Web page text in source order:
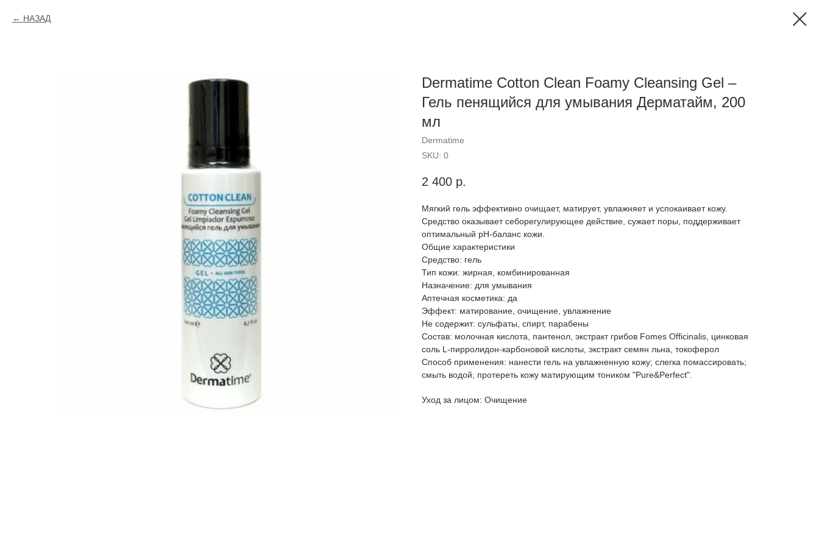
НАЗАД
Dermatime Cotton Clean Foamy Cleansing Gel –
Гель пенящийся для умывания Дерматайм, 200
мл
Dermatime
SKU: 0
2 400 р.
Мягкий гель эффективно очищает, матирует, увлажняет и успокаивает кожу.
Средство оказывает себорегулирующее действие, сужает поры, поддерживает
оптимальный pH-баланс кожи.
Общие характеристики
Средство: гель
Тип кожи: жирная, комбинированная
Назначение: для умывания
Аптечная косметика: да
Эффект: матирование, очищение, увлажнение
Не содержит: сульфаты, спирт, парабены
Состав: молочная кислота, пантенол, экстракт грибов Fomes Officinalis, цинковая
соль L-пирролидон-карбоновой кислоты, экстракт семян льна, токоферол
Способ применения: нанести гель на увлажненную кожу; слегка помассировать;
смыть водой; протереть кожу матирующим тоником "Pure&Perfect".
Уход за лицом: Очищение